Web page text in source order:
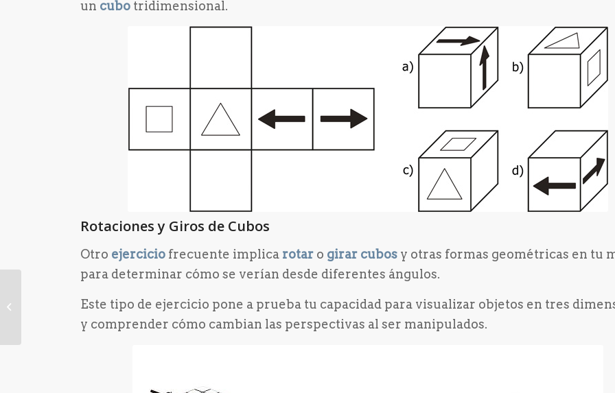
un cubo tridimensional.
Rotaciones y Giros de Cubos
Otro ejercicio frecuente implica rotar o girar cubos y otras formas geométricas en tu
para determinar cómo se verían desde diferentes ángulos.
Este tipo de ejercicio pone a prueba tu capacidad para visualizar objetos en tres
y comprender cómo cambian las perspectivas al ser manipulados.
Test Psicotécnico de